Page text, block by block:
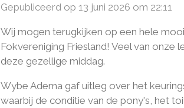
Gepubliceerd op 13 juni 2026 om 22:11
Wij mogen terugkijken op een hele
Fokvereniging Friesland! Veel van onze
deze gezellige middag.
Wybe Adema gaf uitleg over het
waarbij de conditie van de pony's, het